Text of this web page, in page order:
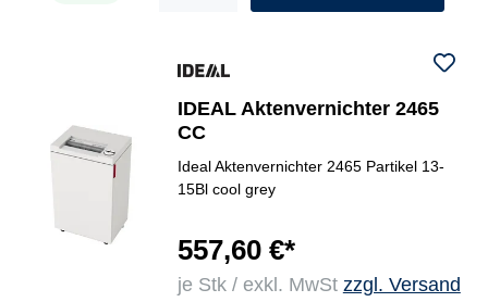
IDEAL Aktenvernichter 2465
CC
Ideal Aktenvernichter 2465 Partikel 13-
15Bl cool grey
557,60 €*
je Stk / exkl. MwSt zzgl. Versand